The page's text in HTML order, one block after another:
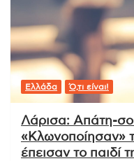
Ελλάδα Ό,τι είναι!
Λάρισα: Απάτη-
«Κλωνοποίησαν»
έπεισαν το παιδί